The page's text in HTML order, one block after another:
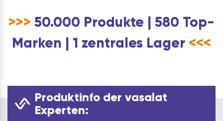
>>> 50.000 Produkte | 580 Top-
Marken | 1 zentrales Lager <<<
Produktinfo der vasalat
Experten: